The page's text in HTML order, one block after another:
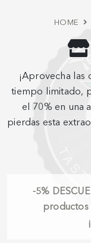
¡Aprovecha las
tiempo limitado,
el 70% en una
pierdas esta
-5%
productos
HOME